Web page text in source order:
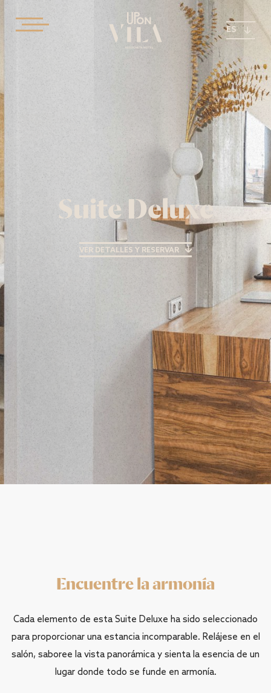
ES
Suite Deluxe
VER DETALLES Y RESERVAR
Encuentre la armonía
Cada elemento de esta Suite Deluxe ha sido seleccionado
para proporcionar una estancia incomparable. Relájese en el
salón, saboree la vista panorámica y sienta la esencia de un
lugar donde todo se funde en armonía.